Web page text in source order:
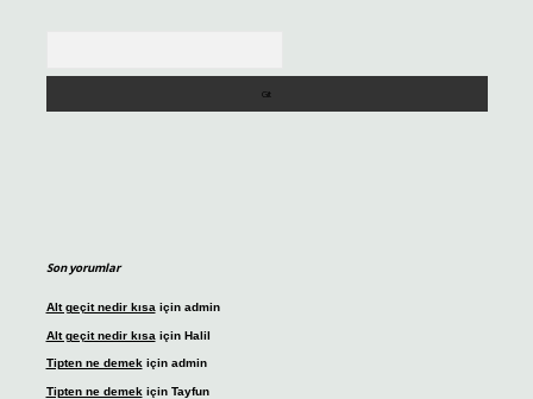
Son yorumlar
Alt geçit nedir kısa için admin
Alt geçit nedir kısa için Halil
Tipten ne demekiçin admin
Tipten ne demek için Tayfun